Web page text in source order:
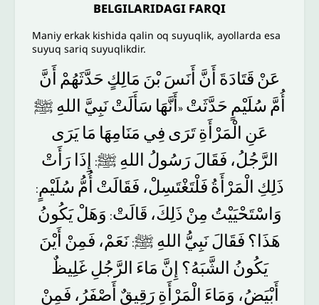
BELGILARIDAGI FARQI
Maniy erkak kishida qalin oq suyuqlik, ayollarda esa
suyuq sariq suyuqlikdir.
عَنْ قَتَادَةَ أَنَّ أَنَسَبْنَ مَالِكٍ حَدَّثَهُمْ أَنَّ
أُمَّ سُلَيْمٍ حَدَّثَتْ « أَنَّهَا سَأَلَتْ نَبِيَّ اللهِ ﷺ
عَنِ الْمَرْأَةِتَرَى فِي مَنَامِهَا مَا يَرَى
الرَّجُلُ، فَقَالَ رَسُولُ اللهِ ﷺ: إِذَا رَأَتْ
ذَلِكِ الْمَرْأَةُ فَلْتَغْتَسِلْ، فَقَالَتْ أُمُّ سُلَيْمٍ:
وَاسْتَحْيَيْتُ مِنْ ذَلِكَ، قَالَتْ: وَهَلْ يَكُونُ
هَذَا؟ فَقَالَ نَبِيُّ اللهِ ﷺ: نَعَمْ، فَمِنْ أَيْنَ
يَكُونُ الشَّبَهُ؟ إِنَّ مَاءَ الرَّجُلِ غَلِيظٌ
أَبْيَضُ، وَمَاءَ الْمَرْأَةِ رَقِيقٌ أَصْفَرُ، فَمِنْ